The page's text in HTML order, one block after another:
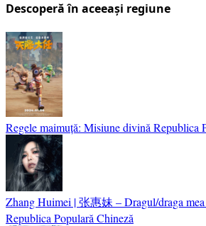
Descoperă în aceeași regiune
Regele maimuță: Misiune divină Republica
Zhang Huimei | 张惠妹 – Dragul/draga
Republica Populară Chineză